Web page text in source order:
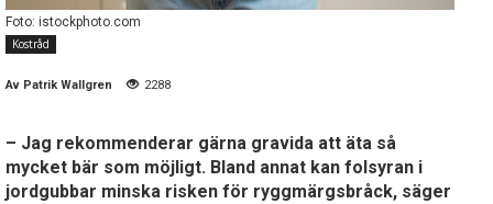
Foto: istockphoto.com
Kostråd
Av Patrik Wallgren 2288
– Jag rekommenderar gärna gravida att äta så
mycket bär som möjligt. Bland annat kan folsyran i
jordgubbar minska risken för ryggmärgsbråck, säger